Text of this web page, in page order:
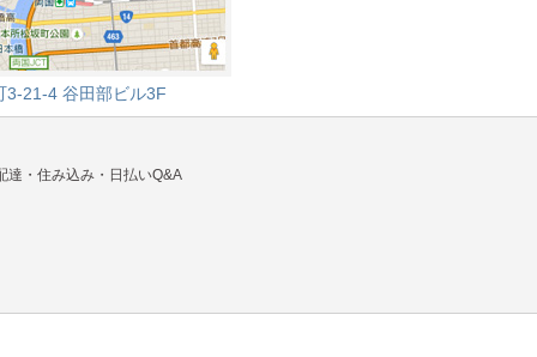
3-21-4 谷田部ビル3F
達・住み込み・日払いQ&A